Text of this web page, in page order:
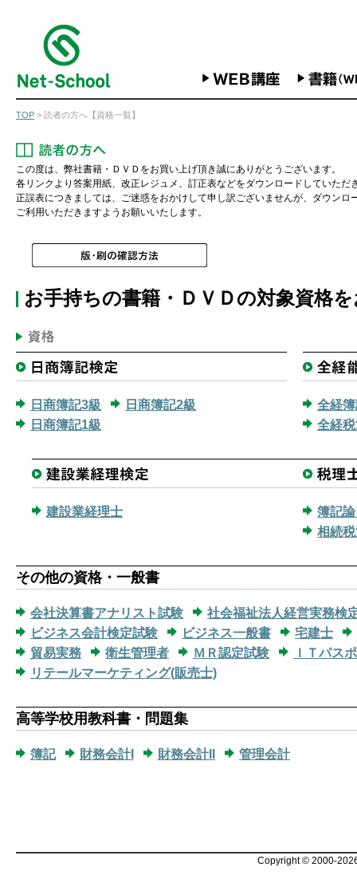
TOP > 読者の方へ【資格一覧】
この度は、弊社書籍・ＤＶＤをお買い上げ頂き誠にありがとうございます。
各リンクより答案用紙、改正レジュメ、訂正表などをダウンロードしていただ
正誤表につきましては、ご迷惑をおかけして申し訳ございませんが、ダウンロ
ご利用いただきますようお願いいたします。
お手持ちの書籍・ＤＶＤの対象資格
日商簿記3級
日商簿記2級
日商簿記1級
全経
全経
建設業経理士
簿記
相続
その他の資格・一般書
会社決算書アナリスト試験
社会福祉法人経営実務検
ビジネス会計検定試験
ビジネス一般書
宅建士
貿易実務
衛生管理者 ＭＲ認定試験
ＩＴパス
リテールマーケティング(販売士)
高等学校用教科書・問題集
簿記 財務会計I 財務会計II 管理会計
Copyright © 2000-